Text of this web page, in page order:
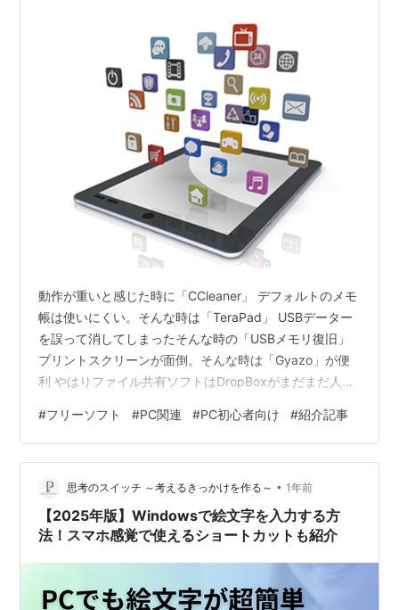
動作が重いと感じた時に「CCleaner」 デフォルトのメモ
帳は使いにくい。そんな時は「TeraPad」 USBデーター
を誤って消してしまったそんな時の「USBメモリ復旧」
プリントスクリーンが面倒。そんな時は「Gyazo」が便
利 やはりファイル共有ソフトはDropBoxがまだまだ人気
人気の「Spotify」 メール管理ソフトは「Thunderbird」
で決まり メディアプレイヤーは「MPC-BE」しかない！
Slypeより軽量で便利なPCゲーマー御用達のDiscord 解
凍・圧縮ソフトは「7-zip」が使いやすい 「完全に」アン
イン…
#フリーソフト #PC関連 #PC初心者向け #紹介記事
思考のスイッチ ～考えるきっかけを作る～ • 1年前
【2025年版】Windowsで絵文字を入力する方
法！スマホ感覚で使えるショートカットも紹介